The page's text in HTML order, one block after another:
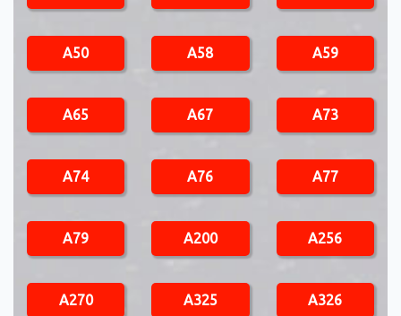
A50 A58 A59
A65 A67 A73
A74 A76 A77
A79 A200 A256
A270 A325 A326